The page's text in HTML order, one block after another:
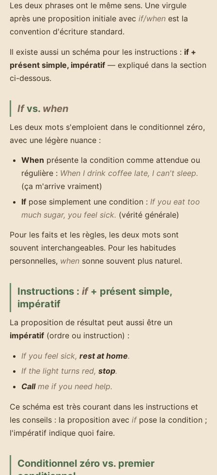
Les deux phrases ont le même sens. Une virgule
après une proposition initiale avec if/when est la
convention d'écriture standard.
Il existe aussi un schéma pour les instructions : if +
présent simple, impératif — expliqué dans la section
ci-dessous.
Ifvs. when
Les deux mots s'emploient dans le conditionnel zéro,
avec une légère nuance :
When présente la condition comme attendue ou
régulière : When I drink coffee late, I can't sleep.
(ça m'arrive vraiment)
If pose simplement une condition : If you eat too
much sugar, you feel sick. (vérité générale)
Pour les faits et les règles, les deux mots sont
souvent interchangeables. Pour les habitudes
personnelles, when sonne souvent plus naturel.
Instructions : if+ présent simple,
impératif
La proposition de résultat peut aussi être un
impératif (ordre ou instruction) :
If you feel sick, rest at home.
If the light turns red, stop.
Callme if you need help.
Ce schéma est très courant dans les instructions et
les conseils : la proposition avec ifpose la condition ;
l'impératif indique quoi faire.
Conditionnel zéro vs. premier